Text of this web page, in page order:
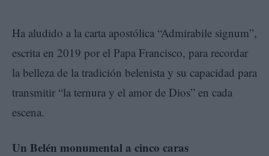
Ha aludido a la carta apostólica “Admirabile signum”,
escrita en 2019 por el Papa Francisco, para recordar
la belleza de la tradición belenista y su capacidad para
transmitir “la ternura y el amor de Dios” en cada
escena.
Un Belén monumental a cinco caras